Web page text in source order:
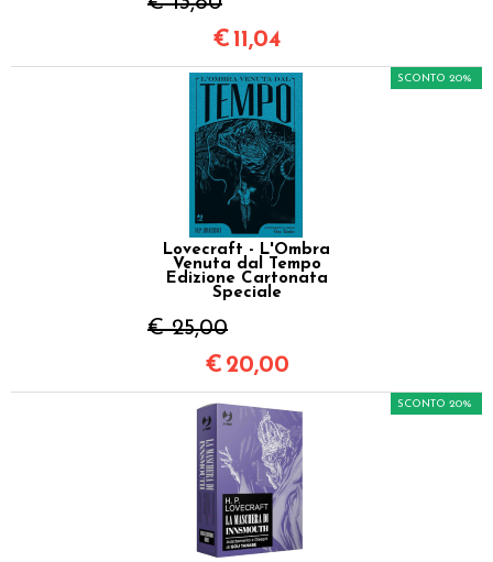
€ 11,04
Lovecraft - L'Ombra
Venuta dal Tempo
Edizione Cartonata
Speciale
€ 25,00
SCONTO 20%
€ 20,00
SCONTO 20%